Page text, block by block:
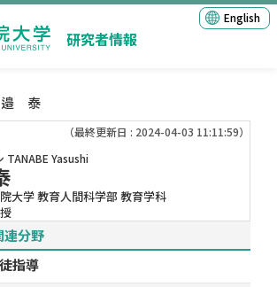
研究者情報
English
邉 泰
（最終更新日 : 2024-04-03 11:11:59）
TANABE Yasushi
大学 教育人間科学部 教育学科
連分野
指導